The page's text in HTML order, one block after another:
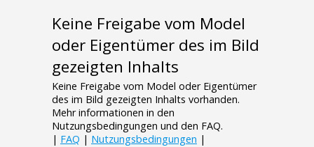
Keine Freigabe vom Model
oder Eigentümer des im Bild
gezeigten Inhalts
Keine Freigabe vom Model oder Eigentümer
des im Bild gezeigten Inhalts vorhanden.
Mehr informationen in den
Nutzungsbedingungen und den FAQ.
| FAQ | Nutzungsbedingungen |